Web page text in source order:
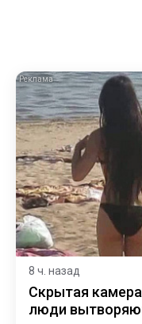
8 ч. назад
Скрытая
люди